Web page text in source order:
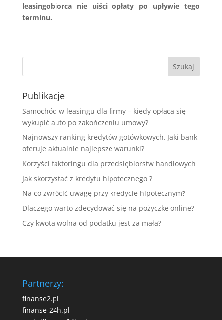
leasingobiorca nie uiści opłaty po upływie tego
terminu.
Publikacje
Samochód w leasingu dla firmy – kiedy opłaca się
wykupić auto po zakończeniu umowy?
Najnowszy ranking kredytów gotówkowych. Jaki bank
oferuje aktualnie najlepsze warunki?
Korzyści faktoringu dla przedsiębiorstw handlowych
Jak skorzystać z kredytu hipotecznego ?
Na co zwrócić uwagę przy kredycie hipotecznym?
Dlaczego warto zdecydować się na pożyczkę online?
Czy kwota wolna od podatku jest za mała?
Partnerzy:
finanse2.pl
finanse-24h.pl